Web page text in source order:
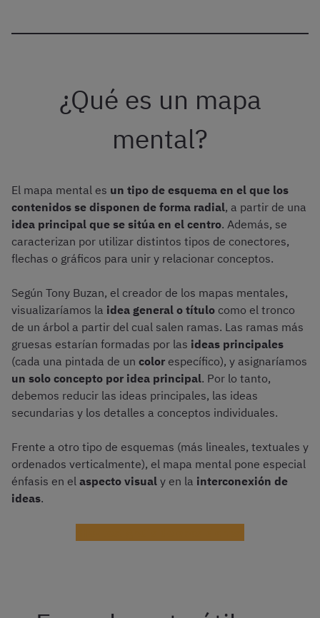
¿Qué es un mapa
mental?
El mapa mental es un tipo de esquema en el que los
contenidos se disponen de forma radial, a partir de una
idea principal que se sitúa en el centro. Además, se
caracterizan por utilizar distintos tipos de conectores,
flechas o gráficos para unir y relacionar conceptos.
Según Tony Buzan, el creador de los mapas mentales,
visualizaríamos la idea general o título como el tronco
de un árbol a partir del cual salen ramas. Las ramas más
gruesas estarían formadas por las ideas principales
(cada una pintada de un color específico), y asignaríamos
un solo concepto por idea principal. Por lo tanto,
debemos reducir las ideas principales, las ideas
secundarias y los detalles a conceptos individuales.
Frente a otro tipo de esquemas (más lineales, textuales y
ordenados verticalmente), el mapa mental pone especial
énfasis en el aspecto visual y en la interconexión de
ideas.